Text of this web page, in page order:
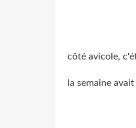
côté avicole,
la semaine